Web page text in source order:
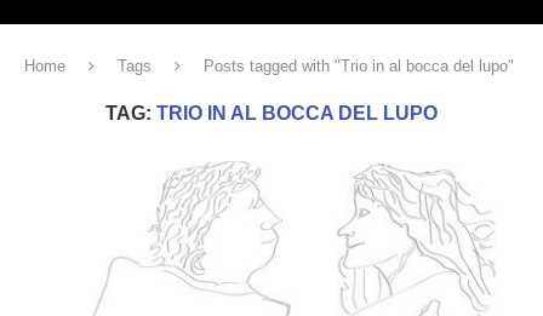
Home Tags Posts tagged with "Trio in al bocca del lupo"
TAG: TRIO IN AL BOCCA DEL LUPO